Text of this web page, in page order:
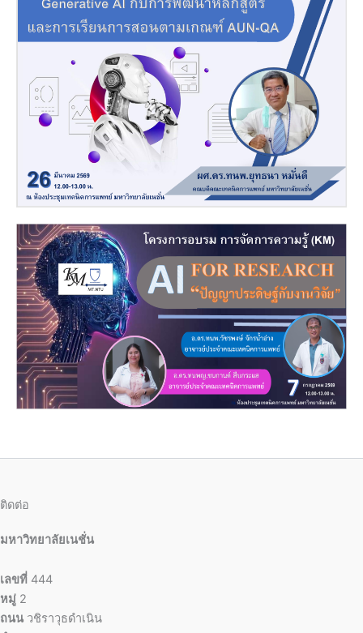
ติดต่อ
มหาวิทยาลัยเนชั่น
เลขที่ 444
หมู่ 2
ถนน วชิราวุธดำเนิน